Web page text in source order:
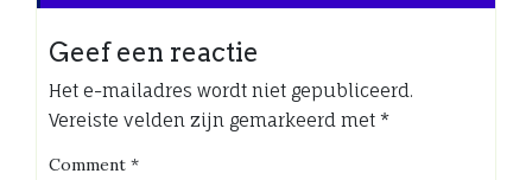
Geef een reactie
Het e-mailadres wordt niet gepubliceerd.
Vereiste velden zijn gemarkeerd met *
Comment *